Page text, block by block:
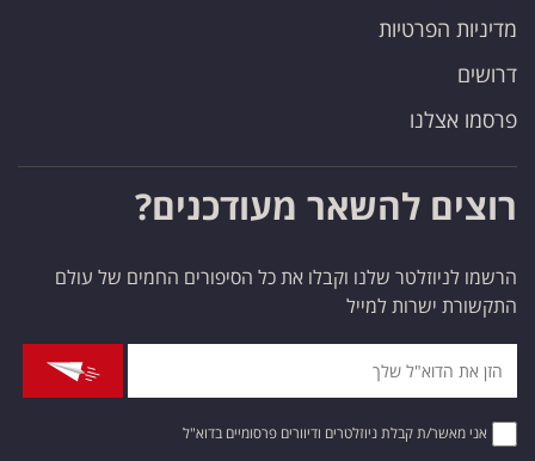
מדיניות הפרטיות
דרושים
פרסמו אצלנו
רוצים להשאר מעודכנים?
הרשמו לניוזלטר שלנו וקבלו את כל הסיפורים החמים של עולם
התקשורת ישרות למייל
אני מאשר/ת קבלת ניוזלטרים ודיוורים פרסומיים בדוא"ל